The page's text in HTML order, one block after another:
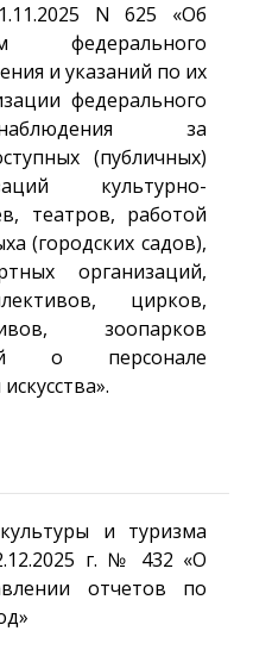
N 625 «Об
федерального
и указаний по их
федерального
наблюдения за
(публичных)
культурно-
театров, работой
(городских садов),
организаций,
цирков,
зоопарков
о персонале
и туризма
г. № 432 «О
отчетов по